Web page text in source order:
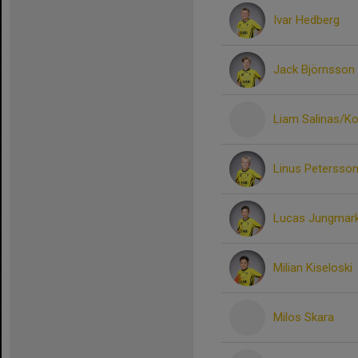
Ivar Hedberg
Jack Björnsson
Liam Salinas/
Linus Petersson
Lucas
Milian Kiseloski
Milos Skara